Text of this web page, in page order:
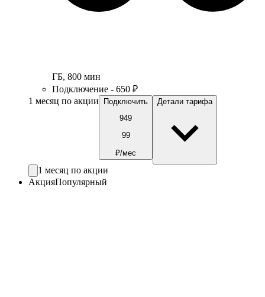
ГБ, 800 мин
Подключение - 650 ₽
1 месяц по акции
Подключить
949
99
₽/мес
Детали тарифа
1 месяц по акции
АкцияПопулярный